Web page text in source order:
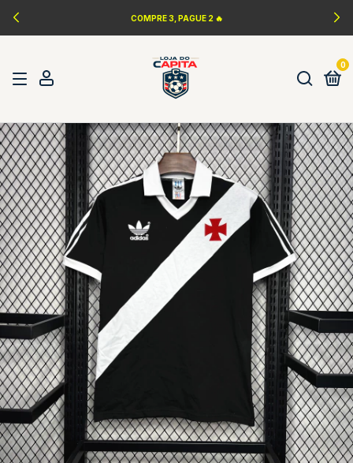
COMPRE 3, PAGUE 2 🔥
0